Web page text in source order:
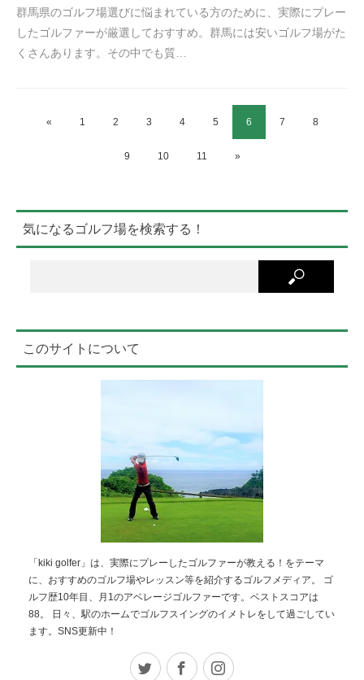
群馬県のゴルフ場選びに悩まれている方のために、実際にプレー
したゴルファーが厳選しておすすめ。群馬には安いゴルフ場がた
くさんあります。その中でも質…
« 1 2 3 4 5 6 7 8
9 10 11 »
気になるゴルフ場を検索する！
このサイトについて
「kiki golfer」は、実際にプレーしたゴルファーが教える！をテーマ
に、おすすめのゴルフ場やレッスン等を紹介するゴルフメディア。 ゴ
ルフ歴10年目、月1のアベレージゴルファーです。ベストスコアは
88。 日々、駅のホームでゴルフスイングのイメトレをして過ごしてい
ます。SNS更新中！
Twitter Facebook